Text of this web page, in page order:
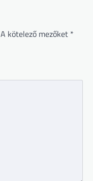
A kötelező mezőket *